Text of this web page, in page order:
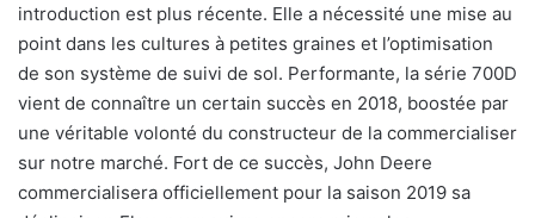
introduction est plus récente. Elle a nécessité une mise au
point dans les cultures à petites graines et l’optimisation
de son système de suivi de sol. Performante, la série 700D
vient de connaître un certain succès en 2018, boostée par
une véritable volonté du constructeur de la commercialiser
sur notre marché. Fort de ce succès, John Deere
commercialisera officiellement pour la saison 2019 sa